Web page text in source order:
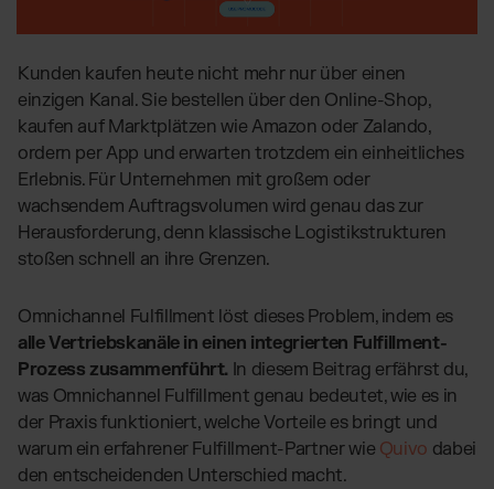
BRANCHENLÖSUNGEN:
Beauty & Kosmetik
Schmuck & Luxusprodukte
Supplements
Fashion
Parfums & Düfte
UNSERE INTEGRATIONEN:
Shopify Fulfillment
WooCommerce Fulfillment
Globales Fulfillment Netzwerk
Fulfillment Preisliste
Unsere Standard-Preisliste als Download
Ressourcen
Blog
Beiträge, Case Studies, News
Case Studies
Wie Kunden mit uns wachsen
Downloads
E-Books, Guides & Preislisten
Presse
PR, News & Brand Assets
Kontakt AT
Kunden kaufen heute nicht mehr nur über einen
einzigen Kanal. Sie bestellen über den Online-Shop,
kaufen auf Marktplätzen wie Amazon oder Zalando,
ordern per App und erwarten trotzdem ein einheitliches
Erlebnis. Für Unternehmen mit großem oder
wachsendem Auftragsvolumen wird genau das zur
Herausforderung, denn klassische Logistikstrukturen
stoßen schnell an ihre Grenzen.
Omnichannel Fulfillment löst dieses Problem, indem es
alle Vertriebskanäle in einen integrierten Fulfillment-
Prozess zusammenführt. In diesem Beitrag erfährst du,
was Omnichannel Fulfillment genau bedeutet, wie es in
der Praxis funktioniert, welche Vorteile es bringt und
warum ein erfahrener Fulfillment-Partner wie Quivo dabei
den entscheidenden Unterschied macht.